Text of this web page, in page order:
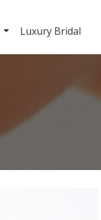
Luxury Bridal